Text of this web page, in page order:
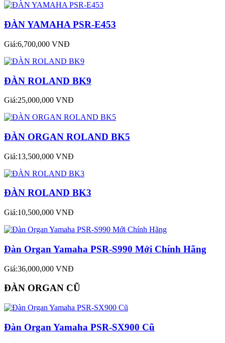
ĐÀN YAMAHA PSR-E453
Giá:6,700,000 VNĐ
ĐÀN ROLAND BK9
Giá:25,000,000 VNĐ
ĐÀN ORGAN ROLAND BK5
Giá:13,500,000 VNĐ
ĐÀN ROLAND BK3
Giá:10,500,000 VNĐ
Đàn Organ Yamaha PSR-S990 Mới Chính Hãng
Giá:36,000,000 VNĐ
ĐÀN ORGAN CŨ
Đàn Organ Yamaha PSR-SX900 Cũ